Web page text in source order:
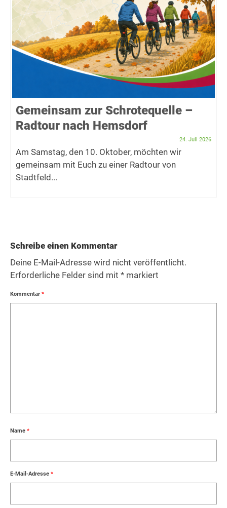
Gemeinsam zur Schrotequelle –
Radtour nach Hemsdorf
24. Juli 2026
Am Samstag, den 10. Oktober, möchten wir
gemeinsam mit Euch zu einer Radtour von
Stadtfeld...
Schreibe einen Kommentar
Deine E-Mail-Adresse wird nicht veröffentlicht.
Erforderliche Felder sind mit * markiert
Kommentar *
Name *
E-Mail-Adresse *